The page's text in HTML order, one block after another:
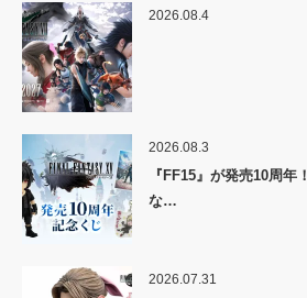
2026.08.4
2026.08.3
『FF15』が発売10周
な…
2026.07.31